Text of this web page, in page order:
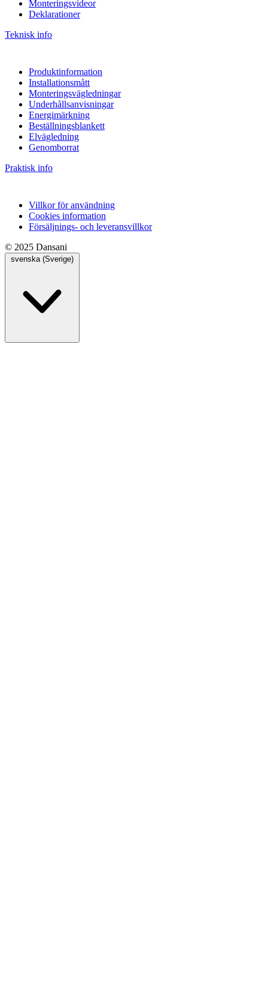
Monteringsvideor
Deklarationer
Teknisk info
Produktinformation
Installationsmått
Monteringsvägledningar
Underhållsanvisningar
Energimärkning
Beställningsblankett
Elvägledning
Genomborrat
Praktisk info
Villkor för användning
Cookies information
Försäljnings- och leveransvillkor
© 2025 Dansani
svenska (Sverige)